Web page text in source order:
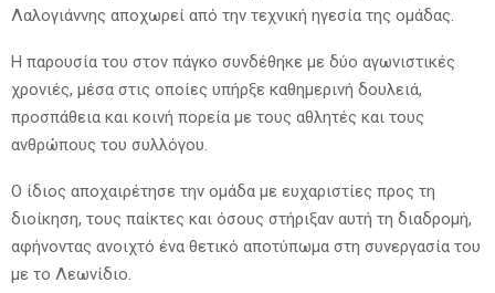
Λαλογιάννης αποχωρεί από την τεχνική ηγεσία της ομάδας.
Η παρουσία του στον πάγκο συνδέθηκε με δύο αγωνιστικές
χρονιές, μέσα στις οποίες υπήρξε καθημερινή δουλειά,
προσπάθεια και κοινή πορεία με τους αθλητές και τους
ανθρώπους του συλλόγου.
Ο ίδιος αποχαιρέτησε την ομάδα με ευχαριστίες προς τη
διοίκηση, τους παίκτες και όσους στήριξαν αυτή τη διαδρομή,
αφήνοντας ανοιχτό ένα θετικό αποτύπωμα στη συνεργασία του
με το Λεωνίδιο.